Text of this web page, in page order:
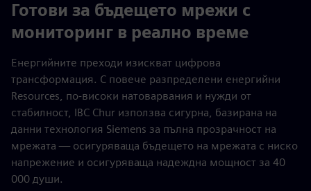
Готови за бъдещето мрежи с
мониторинг в реално време
Енергийните преходи изискват цифрова
трансформация. С повече разпределени енергийни
Resources, по-високи натоварвания и нужди от
стабилност, IBC Chur използва сигурна, базирана на
данни технология Siemens за пълна прозрачност на
мрежата — осигуряваща бъдещето на мрежата с ниско
напрежение и осигуряваща надеждна мощност за 40
000 души.